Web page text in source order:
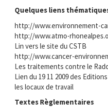
Quelques liens
http://www.environnement-
http://www.atmo-
Lin vers le site du CSTB
http://www.cancer-
Les traitements contre le
Lien du 19 11 2009 des
les locaux de travail
Textes Règlementaires